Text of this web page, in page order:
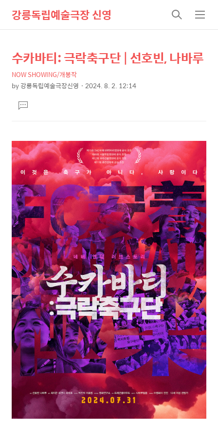
강릉독립예술극장 신영
검
색
메
뉴
상
세
컨
텐
츠
본
문
제
목
수카바티: 극락축구단 | 선호빈, 나바루
NOW SHOWING/개봉작
by강릉독립예술극장신영 2024. 8. 2. 12:14
문댓
글